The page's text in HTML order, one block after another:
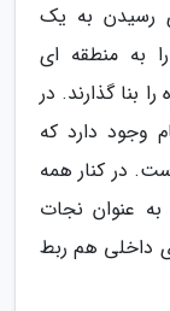
رسیدن به یک
به منطقه ای
بنا گذارند. در
وجود دارد که
در کنار همه
عنوان نجات
داخلی هم ربط